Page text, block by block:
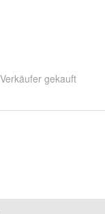
gekauft